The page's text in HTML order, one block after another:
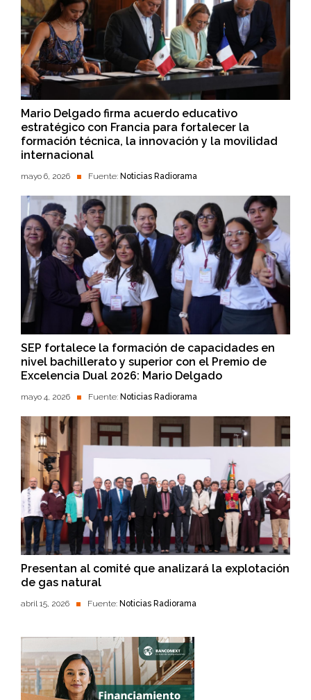
Mario Delgado firma acuerdo educativo
estratégico con Francia para fortalecer la
formación técnica, la innovación y la movilidad
internacional
mayo 6, 2026 Fuente: Noticias Radiorama
SEP fortalece la formación de capacidades en
nivel bachillerato y superior con el Premio de
Excelencia Dual 2026: Mario Delgado
mayo 4, 2026 Fuente: Noticias Radiorama
Presentan al comité que analizará la explotación
de gas natural
abril 15, 2026 Fuente: Noticias Radiorama